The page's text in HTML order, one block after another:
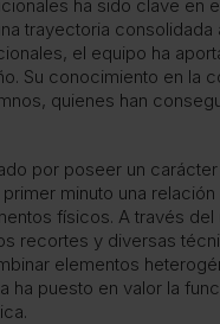
ha sido clave en
trayectoria
el equipo ha
Su conocimiento en la
quienes han
por poseer un
minuto una
físicos. A través
recortes y diversas
elementos
ha puesto en valor la